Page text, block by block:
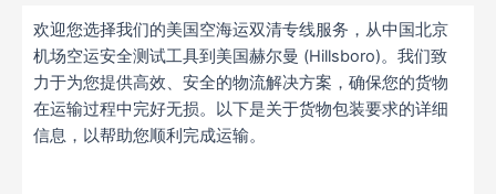
欢迎您选择我们的美国空海运双清专线服务，从中国北京
机场空运安全测试工具到美国赫尔曼 (Hillsboro)。我们致
力于为您提供高效、安全的物流解决方案，确保您的货物
在运输过程中完好无损。以下是关于货物包装要求的详细
信息，以帮助您顺利完成运输。